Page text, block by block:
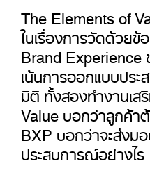
The Elements of
ในเรื่องการวัดด้วย
Brand
เน้นการออกแบบปร
มิติ ทั้งสองทำงานเ
Value บอกว่าลูกค้า
BXP บอกว่าจะส่งม
ประสบการณ์อย่างไร